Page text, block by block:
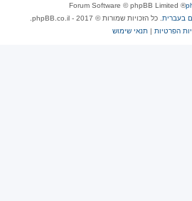
® Forum Software © phpBB Limited
. כל הזכויות שמורות © 2017 - phpBB.co.il.
הפרטיות | תנאי שימוש